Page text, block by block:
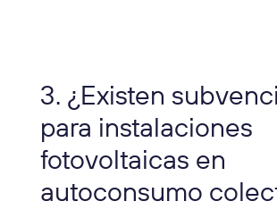
3. ¿Existen
para instalaciones
fotovoltaicas en
autoconsumo